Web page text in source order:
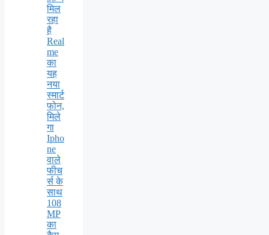
मिल
रहा
है
Real
me
का
यह
नया
स्मार्ट
फोन,
मिले
गा
Ipho
ne
वाले
फीच
र्स के
साथ
108
MP
का